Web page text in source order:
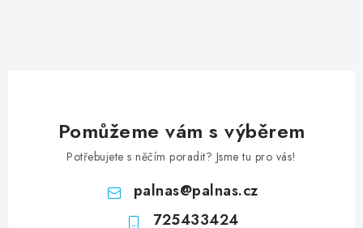
Pomůžeme vám s výběrem
Potřebujete s něčím poradit? Jsme tu pro vás!
palnas@palnas.cz
725433424